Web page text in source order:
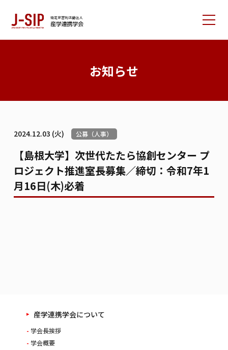
リンク集 学会書籍紹介 ご寄付のお願い
お知らせ
2024.12.03 (火) 公募（人事）
【島根大学】次世代たたら協創センター プ
ロジェクト推進室長募集／締切：令和7年1
月16日(木)必着
産学連携学会について
学会長挨拶
学会概要